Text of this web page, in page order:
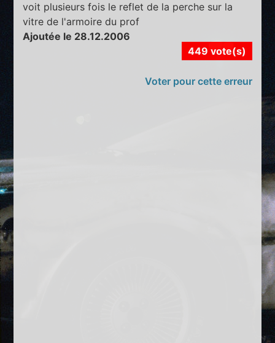
voit plusieurs fois le reflet de la perche sur la
vitre de l'armoire du prof
Ajoutée le 28.12.2006
449 vote(s)
Voter pour cette erreur